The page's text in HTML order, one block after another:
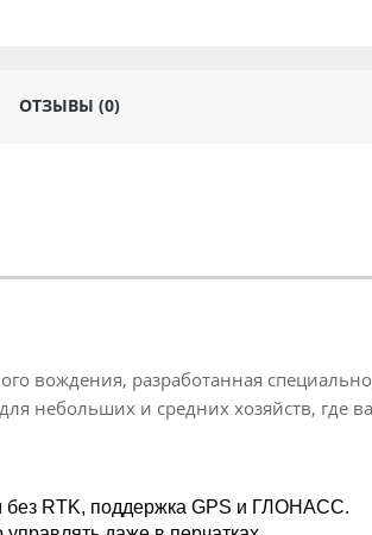
ОТЗЫВЫ (0)
вождения, разработанная
небольших и средних хозяйств, где
без RTK, поддержка GPS и ГЛОНАСС.